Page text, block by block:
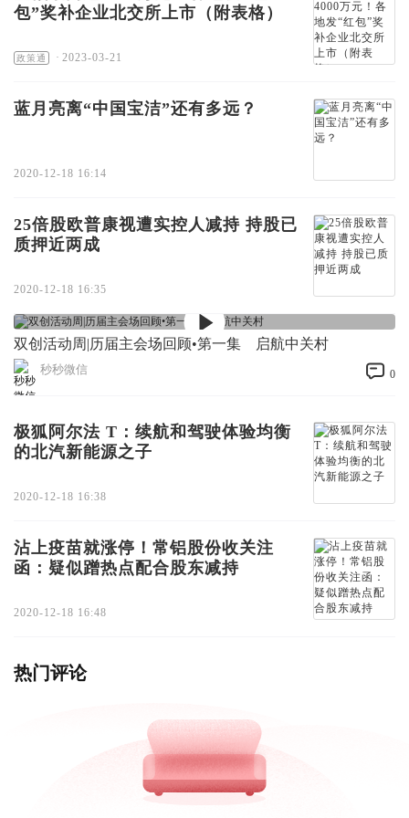
包”奖补企业北交所上市（附表格）
政策通 · 2023-03-21
蓝月亮离“中国宝洁”还有多远？
2020-12-18 16:14
25倍股欧普康视遭实控人减持 持股已
质押近两成
2020-12-18 16:35
双创活动周|历届主会场回顾•第一集 启航中关村
秒秒微信 0
极狐阿尔法 T：续航和驾驶体验均衡
的北汽新能源之子
2020-12-18 16:38
沾上疫苗就涨停！常铝股份收关注
函：疑似蹭热点配合股东减持
2020-12-18 16:48
热门评论